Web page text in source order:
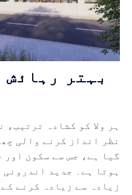
بہتر
ہر ولا کو کشادہ
نظر انداز کرنے والی
گیا ہے، جس سے سکون اور
ہوتا ہے۔ جدید
زیادہ سے زیادہ کرنے